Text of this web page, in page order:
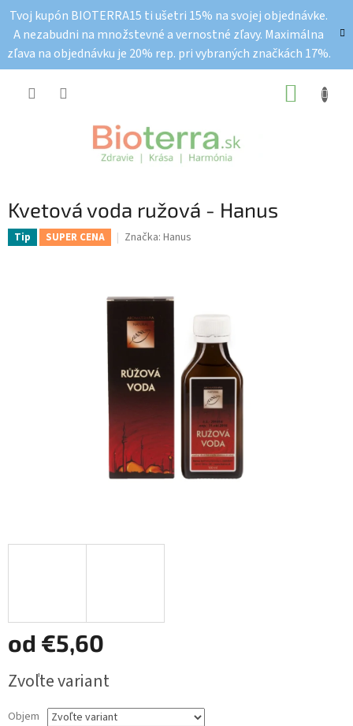
obsah
Tvoj kupón BIOTERRA15 ti ušetri 15% na svojej objednávke.
A nezabudni na množstevné a vernostné zľavy. Maximálna
zľava na objednávku je 20% rep. pri vybraných značkách 17%.
Kvetová voda ružová - Hanus
Tip SUPER CENA Značka: Hanus
od €5,60
cena:
Zvoľte variant
Objem